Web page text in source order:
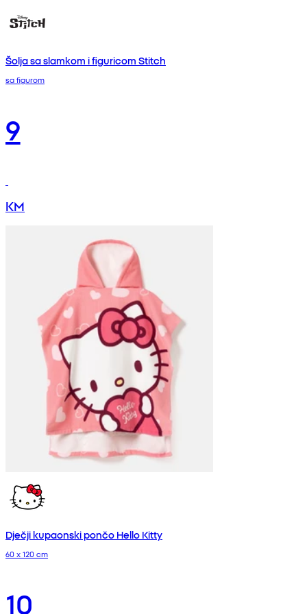
Šolja sa slamkom i figuricom Stitch
sa figurom
9
KM
Dječji kupaonski pončo Hello Kitty
60 x 120 cm
10